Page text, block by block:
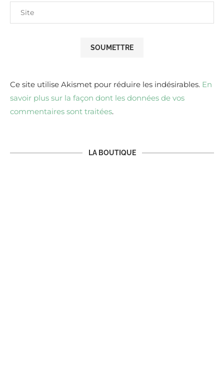
Ce site utilise Akismet pour réduire les indésirables. En
savoir plus sur la façon dont les données de vos
commentaires sont traitées.
LA BOUTIQUE